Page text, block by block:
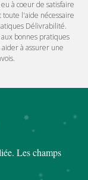
à coeur de satisfaire
l'aide nécessaire
Délivrabilité.
bonnes pratiques
à assurer une
Les champs